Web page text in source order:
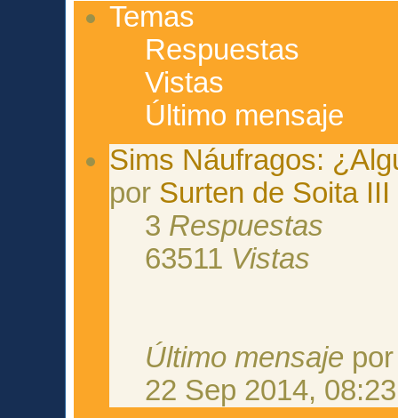
Temas
Respuestas
Vistas
Último mensaje
Sims Náufragos:
por Surten de Soita III
3 Respuestas
63511 Vistas
Último mensaje
22 Sep 2014, 08:23